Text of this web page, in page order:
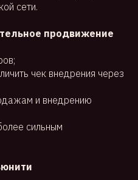
сети.
продвижение
чек внедрения через
и внедрению
сильным